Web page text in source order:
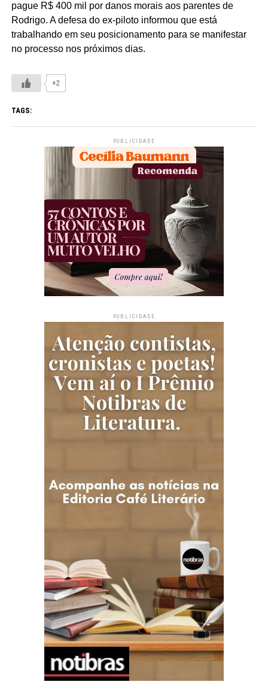
pague R$ 400 mil por danos morais aos parentes de
Rodrigo. A defesa do ex-piloto informou que está
trabalhando em seu posicionamento para se manifestar
no processo nos próximos dias.
+2
TAGS:
PUBLICIDADE
PUBLICIDADE